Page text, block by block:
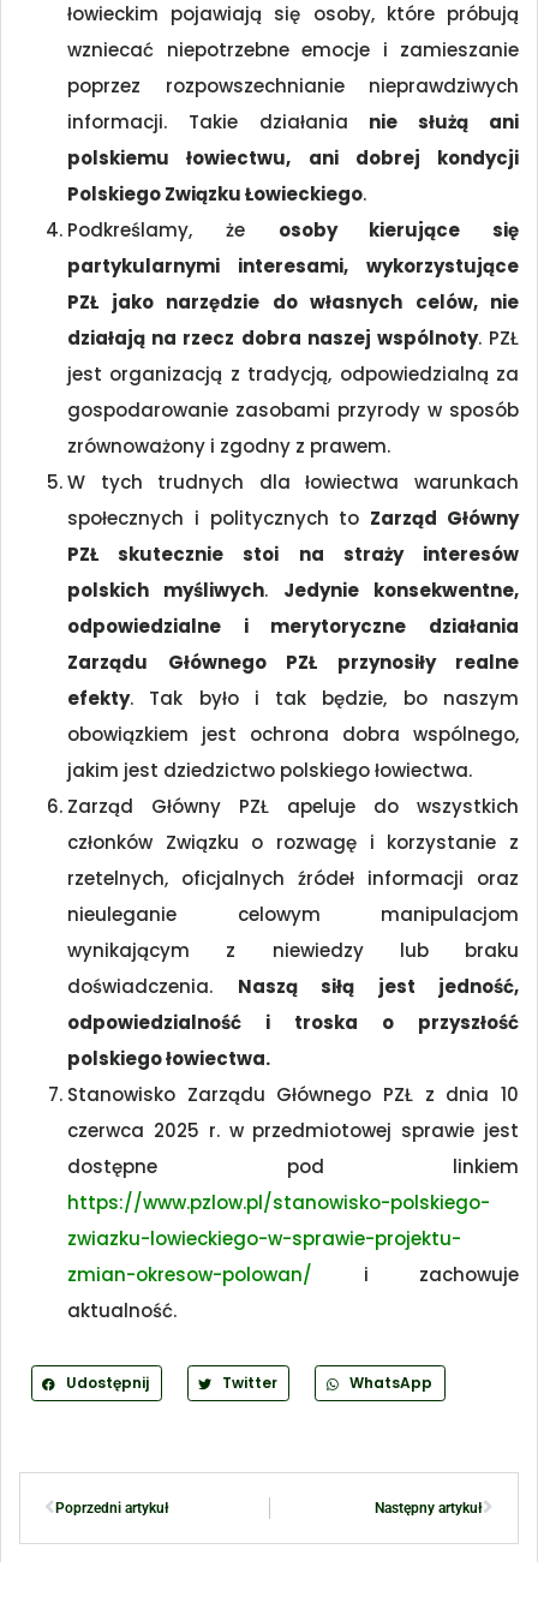
łowieckim pojawiają się osoby, które próbują
wzniecać niepotrzebne emocje i zamieszanie
poprzez rozpowszechnianie nieprawdziwych
informacji. Takie działania nie służą ani
polskiemu łowiectwu, ani dobrej kondycji
Polskiego Związku Łowieckiego.
Podkreślamy, że osoby kierujące się
partykularnymi interesami, wykorzystujące
PZŁ jako narzędzie do własnych celów, nie
działają na rzecz dobra naszej wspólnoty. PZŁ
jest organizacją z tradycją, odpowiedzialną za
gospodarowanie zasobami przyrody w sposób
zrównoważony i zgodny z prawem.
W tych trudnych dla łowiectwa warunkach
społecznych i politycznych to Zarząd Główny
PZŁ skutecznie stoi na straży interesów
polskich myśliwych. Jedynie konsekwentne,
odpowiedzialne i merytoryczne działania
Zarządu Głównego PZŁ przynosiły realne
efekty. Tak było i tak będzie, bo naszym
obowiązkiem jest ochrona dobra wspólnego,
jakim jest dziedzictwo polskiego łowiectwa.
Zarząd Główny PZŁ apeluje do wszystkich
członków Związku o rozwagę i korzystanie z
rzetelnych, oficjalnych źródeł informacji oraz
nieuleganie celowym manipulacjom
wynikającym z niewiedzy lub braku
doświadczenia. Naszą siłą jest jedność,
odpowiedzialność i troska o przyszłość
polskiego łowiectwa.
Stanowisko Zarządu Głównego PZŁ z dnia 10
czerwca 2025 r. w przedmiotowej sprawie jest
dostępne pod linkiem
https://www.pzlow.pl/stanowisko-polskiego-
zwiazku-lowieckiego-w-sprawie-projektu-
zmian-okresow-polowan/ i zachowuje
aktualność.
Udostępnij Twitter WhatsApp
Poprzedni artykuł Następny artykuł